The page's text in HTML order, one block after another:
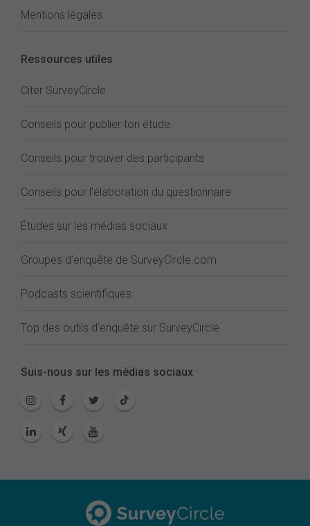
Mentions légales
Ressources utiles
Citer SurveyCircle
Conseils pour publier ton étude
Conseils pour trouver des participants
Conseils pour l'élaboration du questionnaire
Études sur les médias sociaux
Groupes d'enquête de SurveyCircle.com
Podcasts scientifiques
Top des outils d'enquête sur SurveyCircle
Suis-nous sur les médias sociaux